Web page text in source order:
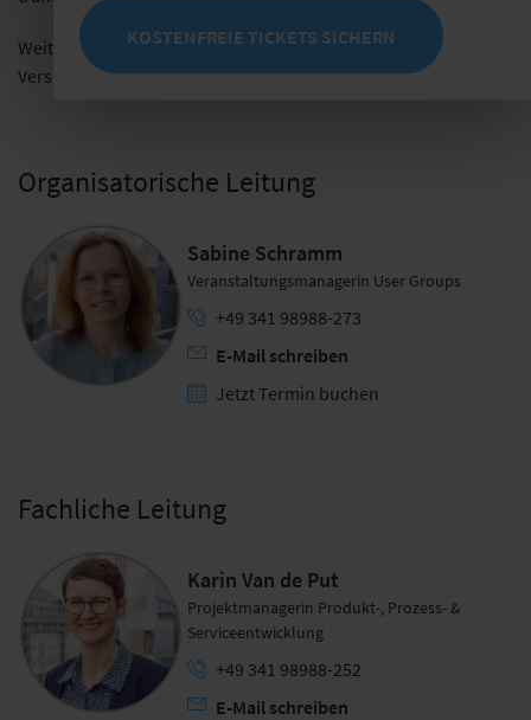
Weitere Informationen über die Nachhaltigkeit bei den
Versicherungsforen Leipzig finden Siehier .
Organisatorische Leitung
Sabine Schramm
Veranstaltungsmanagerin User Groups
+49 341 98988-273
E-Mail schreiben
Jetzt Termin buchen
Fachliche Leitung
Karin Van de Put
Projektmanagerin Produkt-, Prozess- &
Serviceentwicklung
+49 341 98988-252
E-Mail schreiben
KOSTENFREIE TICKETS SICHERN